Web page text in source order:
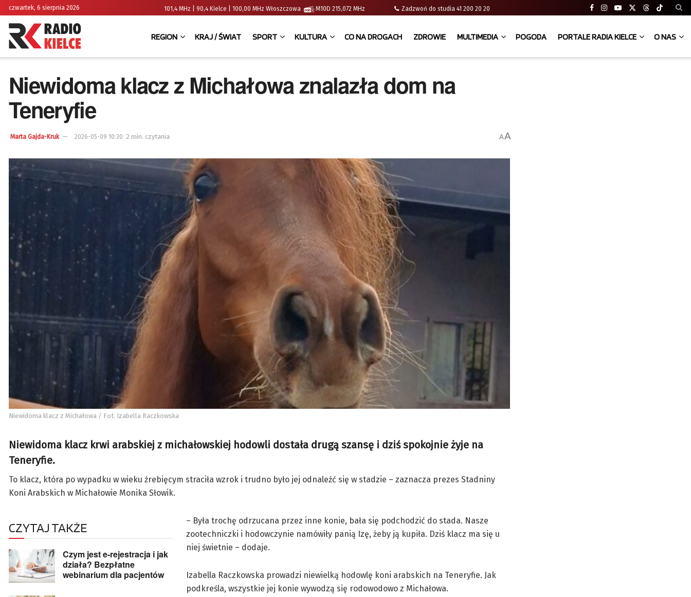
czwartek, 6 sierpnia 2026 101,4 MHz | 90,4 Kielce | 100,00 MHz Włoszczowa M10D 215,072 MHz Zadzwoń do studia 41 200 20 20
REGION KRAJ / ŚWIAT SPORT KULTURA CO NA DROGACH ZDROWIE MULTIMEDIA POGODA PORTALE RADIA KIELCE O NAS
Niewidoma klacz z Michałowa znalazła dom na
Teneryfie
Marta Gajda-Kruk 2026-05-09 10:30 2 min. czytania AA
Niewidoma klacz z Michałowa / Fot. Izabella Raczkowska
Niewidoma klacz krwi arabskiej z michałowskiej hodowli dostała drugą szansę i dziś spokojnie żyje na
Teneryfie.
To klacz, która po wypadku w wieku źrebięcym straciła wzrok i trudno było jej odnaleźć się w stadzie – zaznacza prezes Stadniny
Koni Arabskich w Michałowie Monika Słowik.
CZYTAJ TAKŻE
Czym jest e-rejestracja i jak
działa? Bezpłatne
webinarium dla pacjentów
– Była trochę odrzucana przez inne konie, bała się podchodzić do stada. Nasze
zootechniczki i hodowczynie namówiły panią Izę, żeby ją kupiła. Dziś klacz ma się u
niej świetnie – dodaje.
Izabella Raczkowska prowadzi niewielką hodowlę koni arabskich na Teneryfie. Jak
podkreśla, wszystkie jej konie wywodzą się rodowodowo z Michałowa.